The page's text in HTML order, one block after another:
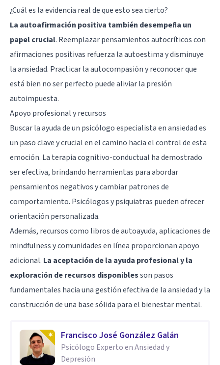
¿Cuál es la evidencia real de que esto sea cierto?
La autoafirmación positiva también desempeña un
papel crucial. Reemplazar pensamientos autocríticos con
afirmaciones positivas refuerza la autoestima y disminuye
la ansiedad. Practicar la autocompasión y reconocer que
está bien no ser perfecto puede aliviar la presión
autoimpuesta.
Apoyo profesional y recursos
Buscar la ayuda de un psicólogo especialista en ansiedades
un paso clave y crucial en el camino hacia el control de esta
emoción. La terapia cognitivo-conductual ha demostrado
ser efectiva, brindando herramientas para abordar
pensamientos negativos y cambiar patrones de
comportamiento. Psicólogos y psiquiatras pueden ofrecer
orientación personalizada.
Además, recursos como libros de autoayuda, aplicaciones de
mindfulness y comunidades en línea proporcionan apoyo
adicional. La aceptación de la ayuda profesional y la
exploración de recursos disponiblesson pasos
fundamentales hacia una gestión efectiva de la ansiedad y la
construcción de una base sólida para el bienestar mental.
Francisco José González Galán
Psicólogo Experto en Ansiedad y
Depresión